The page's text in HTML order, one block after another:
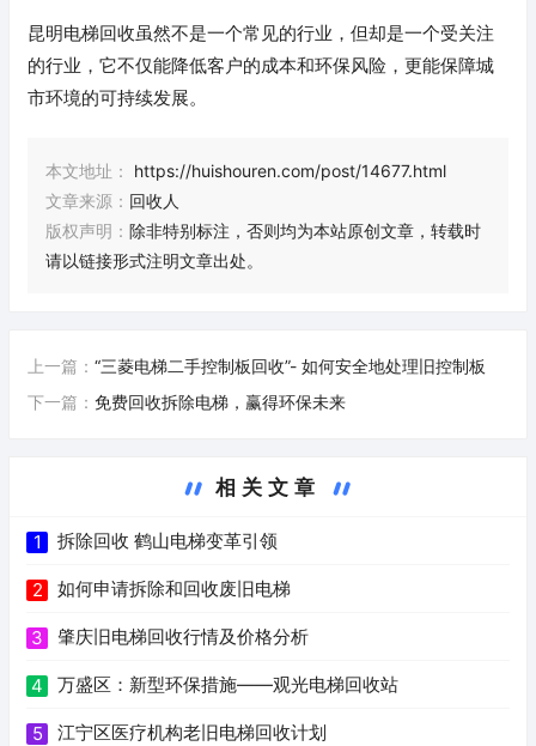
昆明电梯回收虽然不是一个常见的行业，但却是一个受关注
的行业，它不仅能降低客户的成本和环保风险，更能保障城
市环境的可持续发展。
本文地址：
https://huishouren.com/post/14677.html
文章来源： 回收人
版权声明： 除非特别标注，否则均为本站原创文章，转载时
请以链接形式注明文章出处。
上一篇： “三菱电梯二手控制板回收”- 如何安全地处理旧控制板
下一篇： 免费回收拆除电梯，赢得环保未来
相关文章
1 拆除回收 鹤山电梯变革引领
2 如何申请拆除和回收废旧电梯
3 肇庆旧电梯回收行情及价格分析
4 万盛区：新型环保措施——观光电梯回收站
5 江宁区医疗机构老旧电梯回收计划